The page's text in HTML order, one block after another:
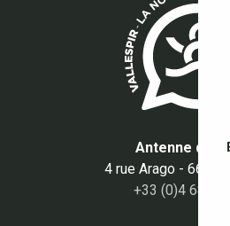
Antenne du
4 rue Arago - 66160
+33 (0)4 68 87